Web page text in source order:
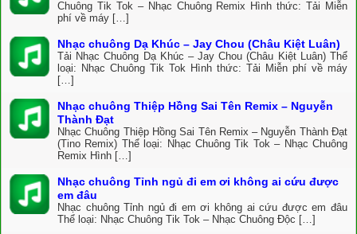
Chuông Tik Tok – Nhạc Chuông Remix Hình thức: Tải Miễn
phí về máy […]
Nhạc chuông Dạ Khúc – Jay Chou (Châu Kiệt Luân)
Tải Nhạc Chuông Dạ Khúc – Jay Chou (Châu Kiệt Luân) Thể
loại: Nhạc Chuông Tik Tok Hình thức: Tải Miễn phí về máy
[…]
Nhạc chuông Thiệp Hồng Sai Tên Remix – Nguyễn
Thành Đạt
Nhạc Chuông Thiệp Hồng Sai Tên Remix – Nguyễn Thành Đạt
(Tino Remix) Thể loại: Nhạc Chuông Tik Tok – Nhạc Chuông
Remix Hình […]
Nhạc chuông Tỉnh ngủ đi em ơi không ai cứu được
em đâu
Nhạc chuông Tỉnh ngủ đi em ơi không ai cứu được em đâu
Thể loại: Nhạc Chuông Tik Tok – Nhạc Chuông Độc […]